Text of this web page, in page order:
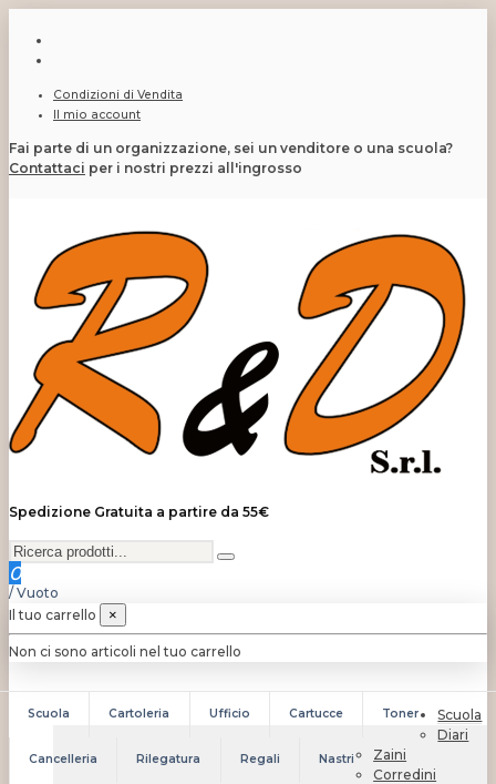
Condizioni di Vendita
Il mio account
Fai parte di un organizzazione, sei un venditore o una scuola?
Contattaci per i nostri prezzi all'ingrosso
Spedizione Gratuita a partire da 55€
0
/ Vuoto
Il tuo carrello
×
Non ci sono articoli nel tuo carrello
Scuola Cartoleria Ufficio Cartucce Toner
Cancelleria Rilegatura Regali Nastri
Scuola
Diari
Zaini
Corredini